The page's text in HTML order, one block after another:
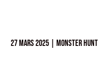
27 MARS 2025 MONSTER